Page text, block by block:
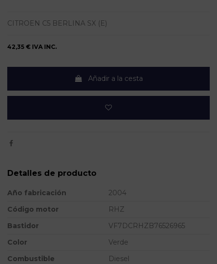
CITROEN C5 BERLINA SX (E)
42,35 € IVA INC.
Añadir a la cesta
Detalles de producto
Año fabricación
2004
Código motor
RHZ
Bastidor
VF7DCRHZB76526965
Color
Verde
Combustible
Diesel